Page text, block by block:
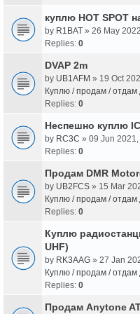
куплю HOT SPOT
by R1BAT » 26 May
Replies: 0
DVAP 2m
by UB1AFM » 19 Oct
Куплю / продам / отдам
Replies: 0
Неспешно куплю
by RC3C » 09 Jun
Replies: 0
Продам DMR
by UB2FCS » 15 Mar
Куплю / продам / отдам
Replies: 0
Куплю
UHF)
by RK3AAG » 27 Jan
Куплю / продам / отдам
Replies: 0
Продам Anytone